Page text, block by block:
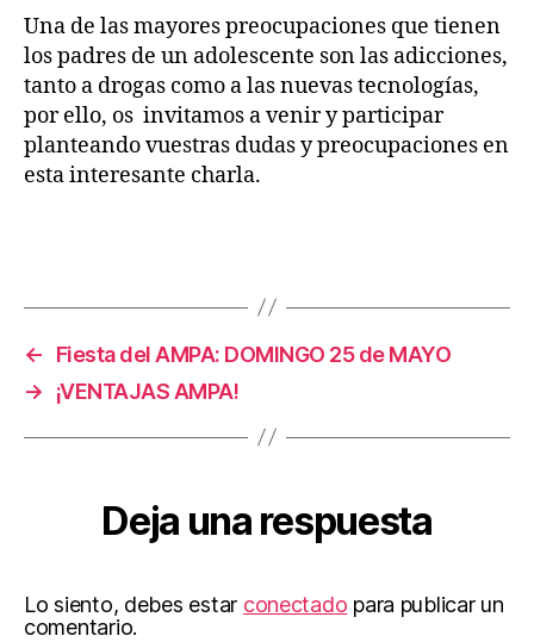
Una de las mayores preocupaciones que tienen
los padres de un adolescente son las adicciones,
tanto a drogas como a las nuevas tecnologías,
por ello, os invitamos a venir y participar
planteando vuestras dudas y preocupaciones en
esta interesante charla.
←
Fiesta del AMPA: DOMINGO 25 de MAYO
→
¡VENTAJAS AMPA!
Deja una respuesta
Lo siento, debes estar conectado para publicar un
comentario.